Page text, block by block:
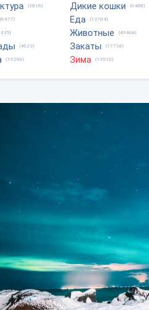
(2816)
(6477)
(4623)
(15296)
Дикие кошки (6488)
Еда (13704)
Животные (49468)
Закаты (17738)
Зима (13510)